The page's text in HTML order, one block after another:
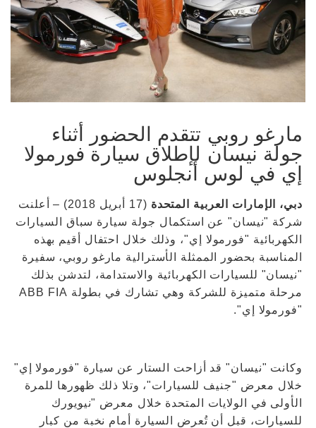
مارغو روبي تتقدم الحضور أثناء
جولة نيسان لإطلاق سيارة فورمولا
إي في لوس أنجلوس
دبي، الإمارات العربية المتحدة
(17 أبريل 2018) – أعلنت
شركة "نيسان" عن استكمال جولة سيارة سباق السيارات
الكهربائية "فورمولا إي"، وذلك خلال احتفال أقيم بهذه
المناسبة بحضور الممثلة الأسترالية مارغو روبي، سفيرة
"نيسان" للسيارات الكهربائية والاستدامة، لتدشن بذلك
مرحلة متميزة للشركة وهي تشارك في بطولة ABB FIA
"فورمولا إي".
وكانت "نيسان" قد أزاحت الستار عن سيارة "فورمولا إي"
خلال معرض "جنيف للسيارات"، وتلا ذلك ظهورها للمرة
الأولى في الولايات المتحدة خلال معرض "نيويورك
للسيارات، قبل أن تُعرض السيارة أمام نخبة من كبار